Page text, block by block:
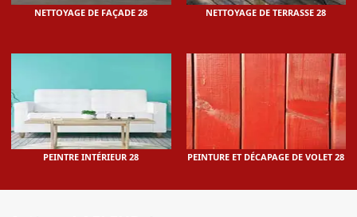
NETTOYAGE DE FAÇADE 28 NETTOYAGE DE TERRASSE 28
PEINTRE INTÉRIEUR 28 PEINTURE ET DÉCAPAGE DE VOLET 28